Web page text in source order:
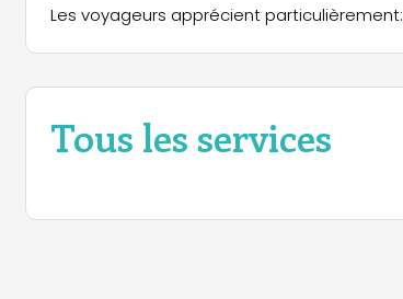
Les voyageurs apprécient particulièrement:
Tous les services